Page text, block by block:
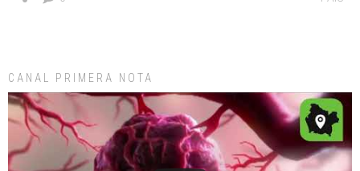
CANAL PRIMERA NOTA